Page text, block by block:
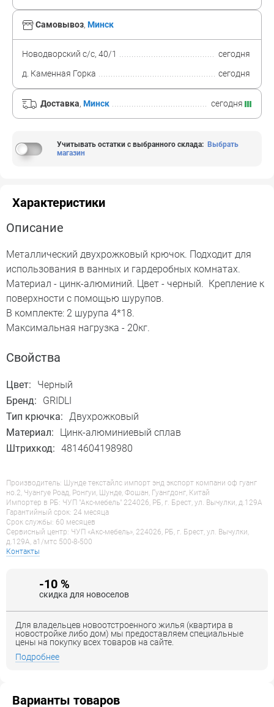
Самовывоз, Минск
Новодворский с/с, 40/1
сегодня
д. Каменная Горка
сегодня
Доставка, Минск сегодня
Учитывать остатки с выбранного склада: Выбрать
магазин
Характеристики
Описание
Металлический двухрожковый крючок. Подходит для
использования в ванных и гардеробных комнатах.
Материал - цинк-алюминий. Цвет - черный. Крепление к
поверхности с помощью шурупов.
В комплекте: 2 шурупа 4*18.
Максимальная нагрузка - 20кг.
Свойства
Цвет:
Черный
Бренд:
GRIDLI
Тип крючка: Двухрожковый
Материал:
Цинк-алюминиевый сплав
Штрихкод: 4814604198980
Производитель: Шунде текстайлс импорт энд экспорт компани оф гуанг
но.2, Чуангуе Роад, Ронгуи, Шунде, Фошан, Гуангдонг, Китай
Импортер в РБ: ЧУП "Акс-мебель" 224026, РБ, г. Брест, ул. Вычулки, д.129А
Гарантийный срок: 24 месяца
Срок службы: 60 месяцев
Сервисный центр: ЧУП «Акс-мебель», 224026, РБ, г. Брест, ул. Вычулки,
д.129А, a1/мтс 500-8-500
Контакты
-10 %
скидка для новоселов
Для владельцев новоотстроенного жилья (квартира в
новостройке либо дом) мы предоставляем специальные
цены на покупку всех товаров на сайте.
Подробнее
Варианты товаров